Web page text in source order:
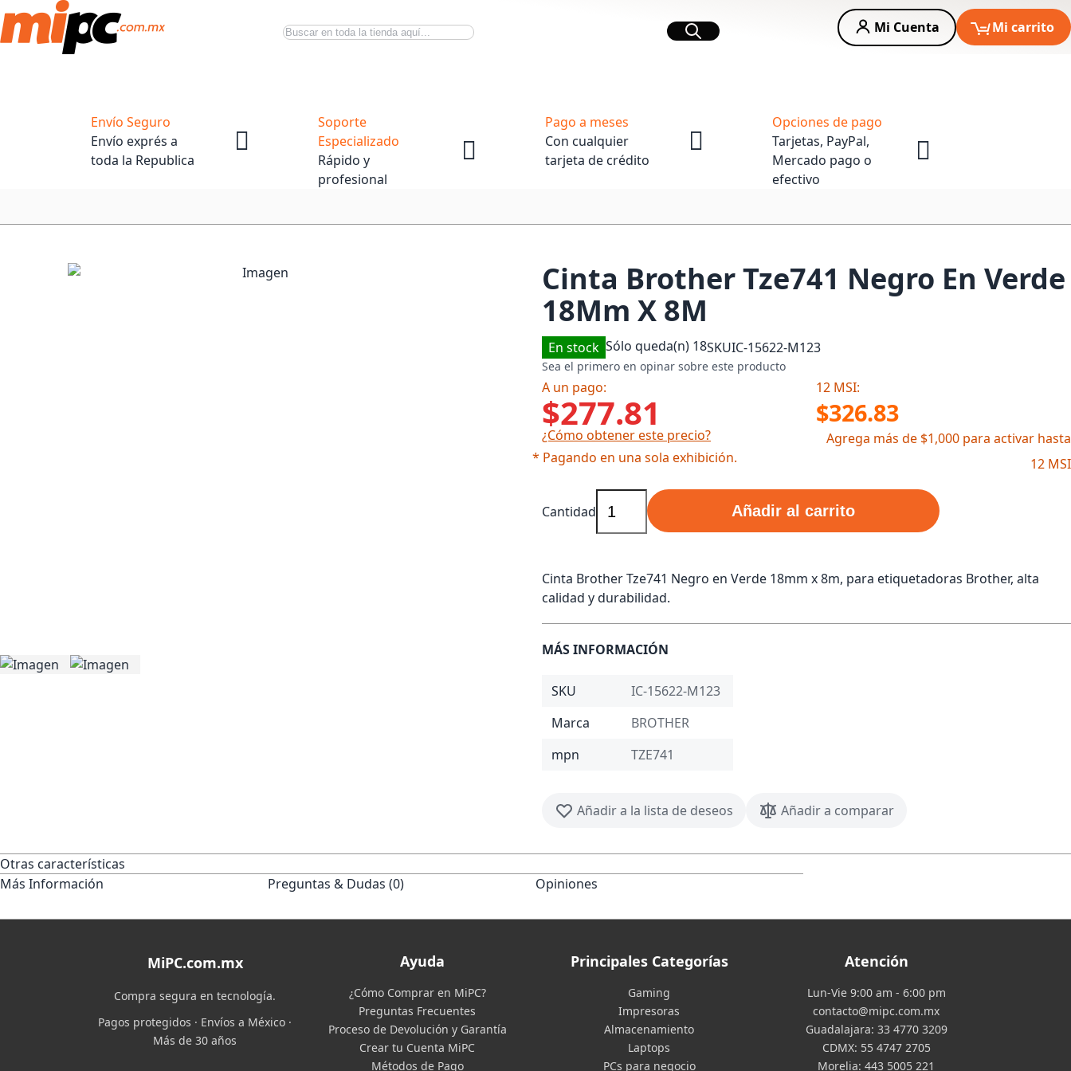
Buscar Buscar
Mi Cuenta Mi carrito
Envío Seguro
Envío exprés a
toda la Republica
Soporte
Especializado
Rápido y
profesional
Pago a meses
Con cualquier
tarjeta de crédito
Opciones de pago
Tarjetas, PayPal,
Mercado pago o
efectivo
Cinta Brother Tze741 Negro En Verde
18Mm X 8M
En stock Sólo queda(n) 18SKUIC-15622-M123
Sea el primero en opinar sobre este producto
A un pago: 12 MSI:
$277.81 $326.83
¿Cómo obtener este precio?
* Pagando en una sola exhibición.
Agrega más de $1,000 para activar hasta
12 MSI
Cantidad Añadir al carrito
Cinta Brother Tze741 Negro en Verde 18mm x 8m, para etiquetadoras Brother, alta
calidad y durabilidad.
MÁS INFORMACIÓN
SKU
IC-15622-M123
Marca
BROTHER
mpn
TZE741
Añadir a la lista de deseos Añadir a comparar
Otras características
Más Información
Preguntas & Dudas (0) Opiniones
MiPC.com.mx
Compra segura en tecnología.
Pagos protegidos · Envíos a México ·
Más de 30 años
Ayuda
¿Cómo Comprar en MiPC?
Preguntas Frecuentes
Proceso de Devolución y Garantía
Crear tu Cuenta MiPC
Métodos de Pago
Principales Categorías
Gaming
Impresoras
Almacenamiento
Laptops
PCs para negocio
Atención
Lun-Vie 9:00 am - 6:00 pm
contacto@mipc.com.mx
Guadalajara: 33 4770 3209
CDMX: 55 4747 2705
Morelia: 443 5005 221